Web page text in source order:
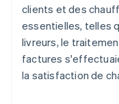
clients et des
essentielles, telles
livreurs, le
factures
la satisfaction de